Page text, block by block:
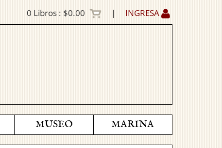
0 Libros : $0.00 | INGRESA
MUSEO MARINA